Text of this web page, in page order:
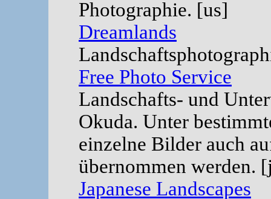
Photographie. [us]
Dreamlands
Free Photo Service
Landschafts- und
Okuda. Unter
einzelne Bilder auch
übernommen werden.
Japanese Landscapes